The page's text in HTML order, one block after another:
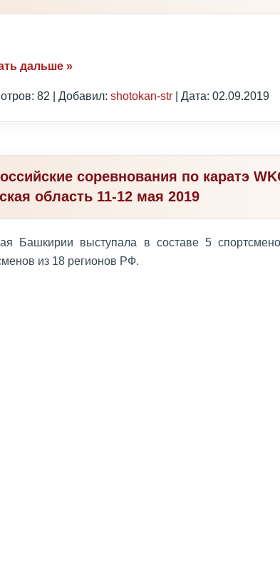
дальше »
82 | Добавил: shotokan-str | Дата: 02.09.2019
соревнования по каратэ
область 11-12 мая 2019
Башкирии выступала в составе 5
из 18 регионов РФ.